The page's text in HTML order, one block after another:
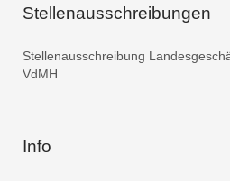
Stellenausschreibungen
Stellenausschreibung
VdMH
Info